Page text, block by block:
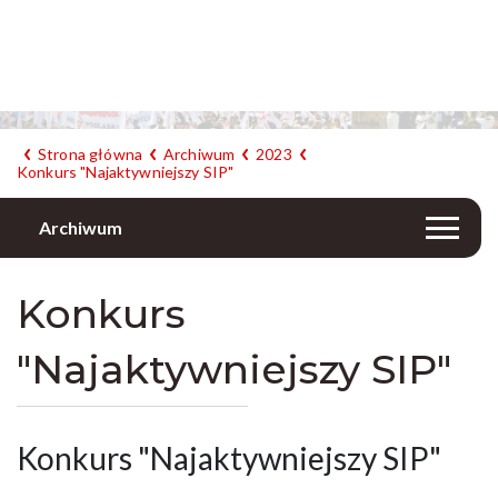
Strona główna Archiwum
2023
Konkurs "Najaktywniejszy SIP"
Archiwum
Konkurs
"Najaktywniejszy SIP"
Konkurs "Najaktywniejszy SIP"